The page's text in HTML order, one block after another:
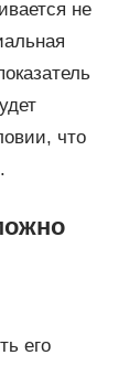
не
что
его